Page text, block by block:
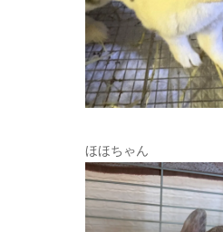
ほほちゃん